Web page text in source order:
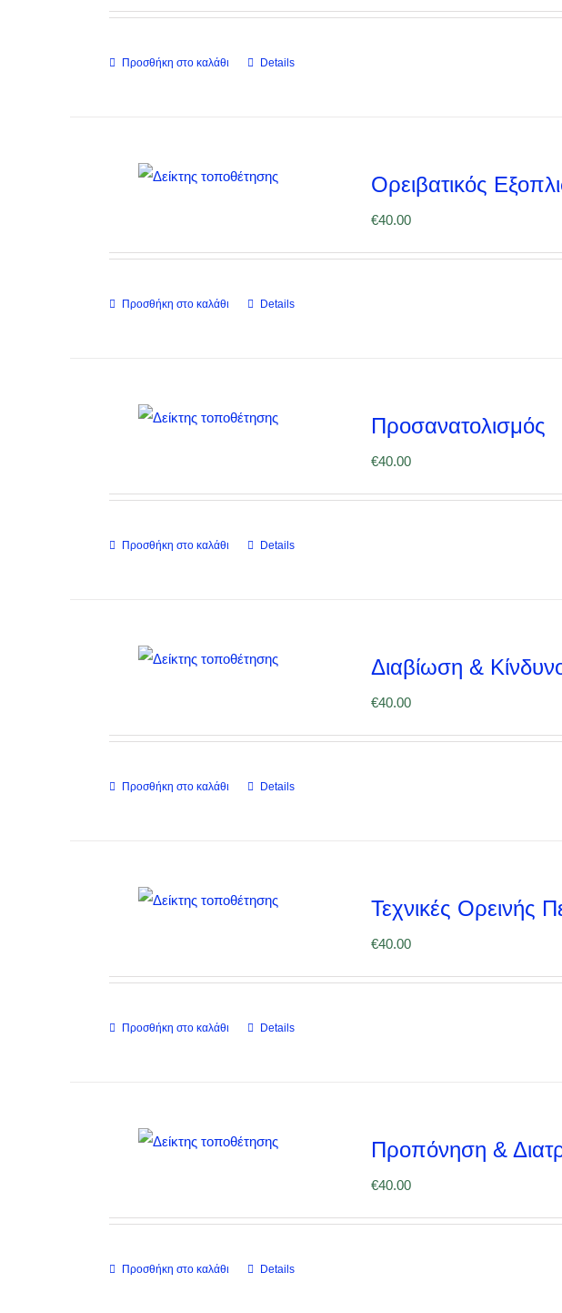
Προσθήκη στο καλάθι Details
Ορειβατικός
€40.00
Προσθήκη στο καλάθι Details
Προσανατολισμός
€40.00
Προσθήκη στο καλάθι Details
Διαβίωση &
€40.00
Προσθήκη στο καλάθι Details
Τεχνικές Ορεινής
€40.00
Προσθήκη στο καλάθι Details
Προπόνηση &
€40.00
Προσθήκη στο καλάθι Details